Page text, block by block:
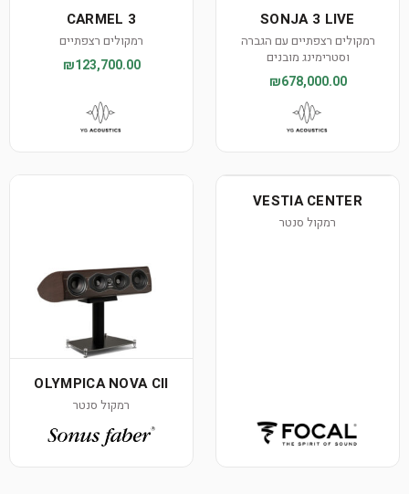
SONJA 3 LIVE
רמקולים רצפתיים עם הגברה
וסטרימינג מובנים
₪678,000.00
CARMEL 3
רמקולים רצפתיים
₪123,700.00
VESTIA CENTER
רמקול סנטר
OLYMPICA NOVA CII
רמקול סנטר